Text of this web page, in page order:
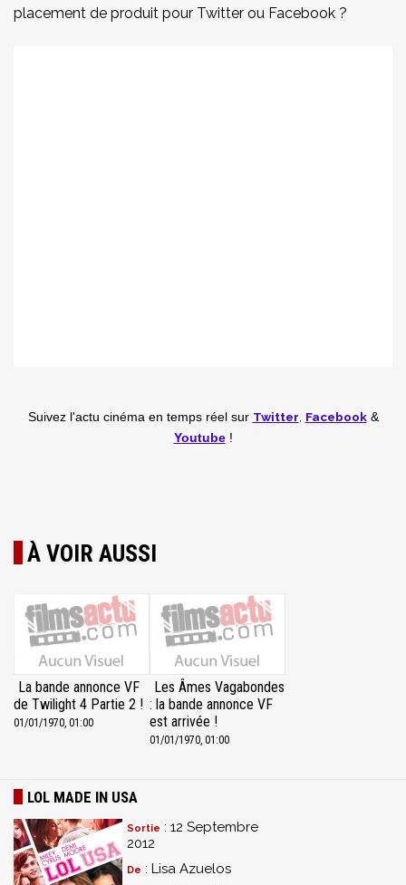
placement de produit pour Twitter ou Facebook ?
Suivez l'actu cinéma en temps réel sur Twitter Facebook&
Youtube!
À VOIR AUSSI
La bande annonce VF
de Twilight 4 Partie 2 !
01/01/1970, 01:00
Les Âmes Vagabondes
: la bande annonce VF
est arrivée !
01/01/1970, 01:00
LOL MADE IN USA
Sortie : 12 Septembre
2012
De : Lisa Azuelos